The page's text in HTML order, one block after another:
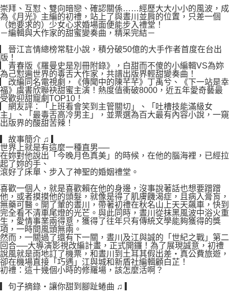
https://aftee.tw/terms/#terms3
３．未成年的使用者請事先徵得法定代理人或監護人之同意方可使用
「AFTEE先享後付」，若未經同意申辦者引起之損失，本公司不負相關責
任。
時審查核予不同之上限額度；若仍有額度不足之情形，本公司將視審查結果
請求用戶進行身份認證。
５．嚴禁一人註冊多個帳號或使用他人資訊註冊。若發現惡意使用之情形，
恩沛科技股份有限公司將有權停止該用戶之使用額度並採取法律行動。
宅配
每筆NT$100，滿NT$800(含以上)免運費
國家/地區配送 查看運費
崇拜、互懟、雙向暗戀、確認關係……經歷大大小小的風波，成
為《月光》主編的初禮，站上了與晝川並肩的位置，只差一個
（她要求的）少女心求婚場面便能步入禮堂！
－編輯與大作家的甜蜜變奏曲，精采完結－
▏晉江言情總榜常駐小說，積分破50億的大手作者首度在台出
版！
▏青春版《羅曼史是別冊附錄》，白甜而不傻的小編輯VS為妳
為己懟遍世界的毒舌大作家，共譜出版界輕甜變奏曲！
▏改編同名電視劇，《傳聞中的陳芊芊》丁禹兮、《下一站是幸
福》虞書欣聯袂甜蜜主演！熱度值衝破8000，近五年愛奇藝最
受歡迎甜寵劇TOP10！
▏網友評：「上班看會笑到主管關切」、「吐槽技能滿級女
主」、「最毒舌高冷男主」，並票選為百大最有內容小說，一窺
出版界的酸甜苦辣！
▎故事簡介 ♫ ▎
世界上就是有這麼一種直男──
在妳對他說出「今晚月色真美」的時候，在他的腦海裡，已經拉
起了妳的手、
滾好了床單、步入了神聖的婚姻禮堂。
喜歡一個人，就是喜歡賴在他的身邊，沒事說著話也想要蹭蹭
他，或者摸摸他的頭髮，就像是得了肌膚饑渴症，且病入膏肓，
無藥可醫。開了葷的晝川，帶著初禮在秋名山上天天飆車，快到
完全看不清車尾燈的光芒。與此同時，晝川從抹黑風波中浴火重
生，愛情事業兩得意，獲得了往年只有傳統文學能夠獲得的獎
項，一時間風頭無兩。
然而，一關過了還有下一關，晝川及江與誠的「世紀之戰」第二
回合──大導演影視改編計畫，正式開鑼！為了展現誠意，初禮
說風就是雨地訂了機票，和晝川到土耳其假出差‧真公費旅遊，
卻在機場直接「巧遇」江與城和新盾社編輯顧白芷！
初禮：這十幾個小時的修羅場，該怎麼活啊？
▎句子摘錄‧讓你甜到腳趾蜷曲 ♫ ▎